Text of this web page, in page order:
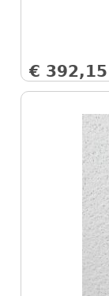
€ 392,15